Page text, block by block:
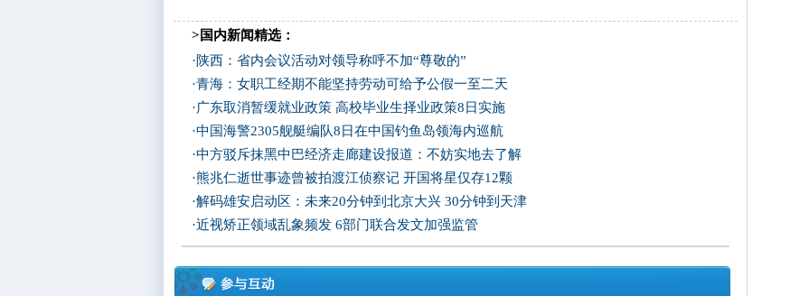
>国内新闻精选：
·陕西：省内会议活动对领导称呼不加“尊敬的”
·青海：女职工经期不能坚持劳动可给予公假一至二天
·广东取消暂缓就业政策 高校毕业生择业政策8日实施
·中国海警2305舰艇编队8日在中国钓鱼岛领海内巡航
·中方驳斥抹黑中巴经济走廊建设报道：不妨实地去了解
·熊兆仁逝世事迹曾被拍渡江侦察记 开国将星仅存12颗
·解码雄安启动区：未来20分钟到北京大兴 30分钟到天津
·近视矫正领域乱象频发 6部门联合发文加强监管